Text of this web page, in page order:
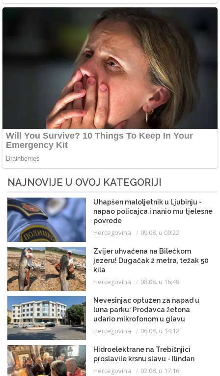
NAJNOVIJE U OVOJ KATEGORIJI
Uhapšen maloljetnik u Ljubinju -
napao policajca i nanio mu tjelesne
povrede
Hercegovina 09.08. u 09:22
Zvijer uhvaćena na Bilećkom
jezeru! Dugačak 2 metra, težak 50
kila
Hercegovina 08.08. u 16:48
Nevesinjac optužen za napad u
luna parku: Prodavca žetona
udario mikrofonom u glavu
Hercegovina 06.08. u 14:12
Hidroelektrane na Trebišnjici
proslavile krsnu slavu - Ilindan
Hercegovina 02.08. u 17:16